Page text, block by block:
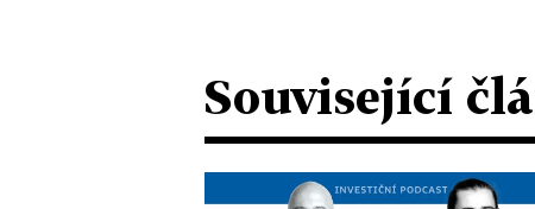
Související